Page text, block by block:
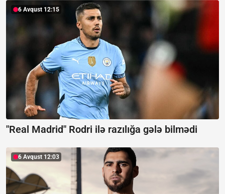
6 Avqust 12:15
"Real Madrid" Rodri ilə razılığa gələ bilmədi
6 Avqust 12:03